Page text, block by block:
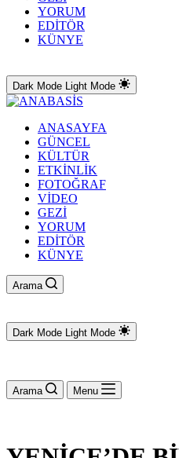
YORUM
EDİTÖR
KÜNYE
Dark Mode Light Mode
ANASAYFA
GÜNCEL
KÜLTÜR
ETKİNLİK
FOTOĞRAF
VİDEO
GEZİ
YORUM
EDİTÖR
KÜNYE
Arama
Dark Mode Light Mode
Arama Menu